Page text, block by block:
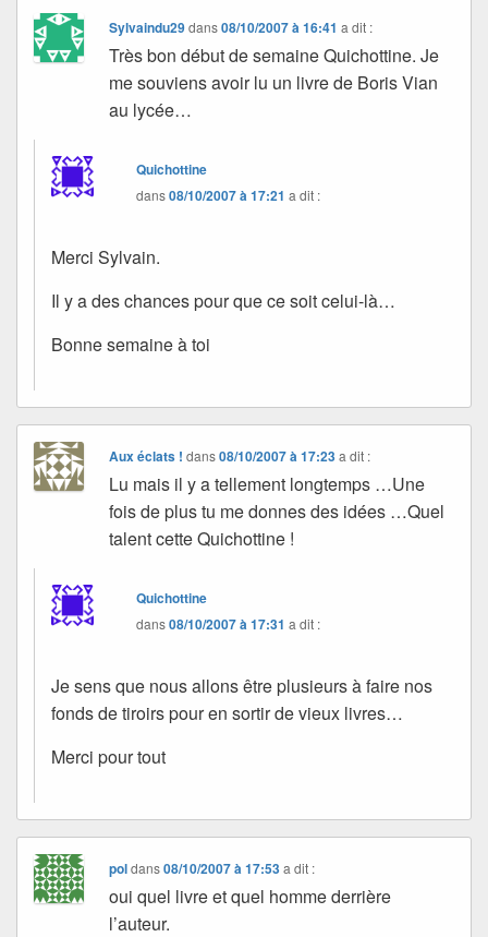
Sylvaindu29dans08/10/2007 à 16:41 a dit :
Très bon début de semaine Quichottine. Je
me souviens avoir lu un livre de Boris Vian
au lycée…
Quichottine
dans08/10/2007 à 17:21 a dit :
Merci Sylvain.
Il y a des chances pour que ce soit celui-là…
Bonne semaine à toi
Aux éclats ! dans08/10/2007 à 17:23 a dit :
Lu mais il y a tellement longtemps …Une
fois de plus tu me donnes des idées …Quel
talent cette Quichottine !
Quichottine
dans08/10/2007 à 17:31 a dit :
Je sens que nous allons être plusieurs à faire nos
fonds de tiroirs pour en sortir de vieux livres…
Merci pour tout
poldans08/10/2007 à 17:53 a dit :
oui quel livre et quel homme derrière
l’auteur.